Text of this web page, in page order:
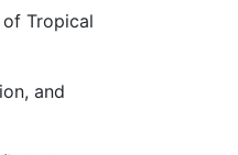
of Tropical
and